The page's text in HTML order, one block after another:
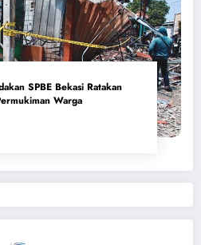
SPBE Bekasi Ratakan
Warga